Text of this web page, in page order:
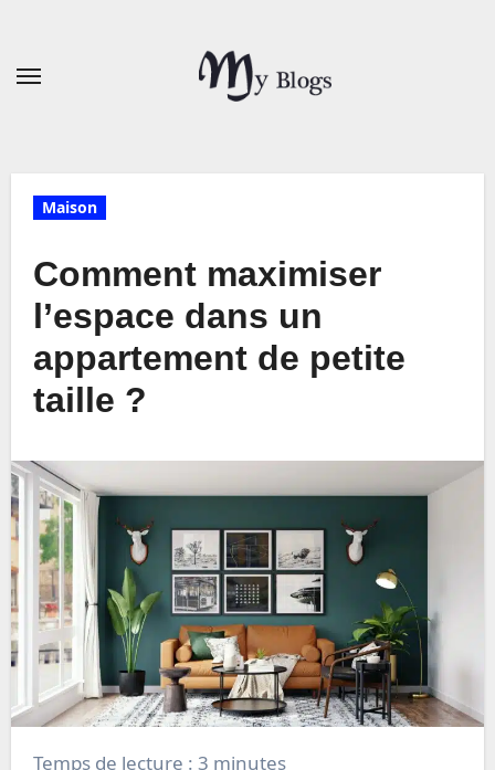
Maison
Comment maximiser
l’espace dans un
appartement de petite
taille ?
Temps de lecture : 3 minutes